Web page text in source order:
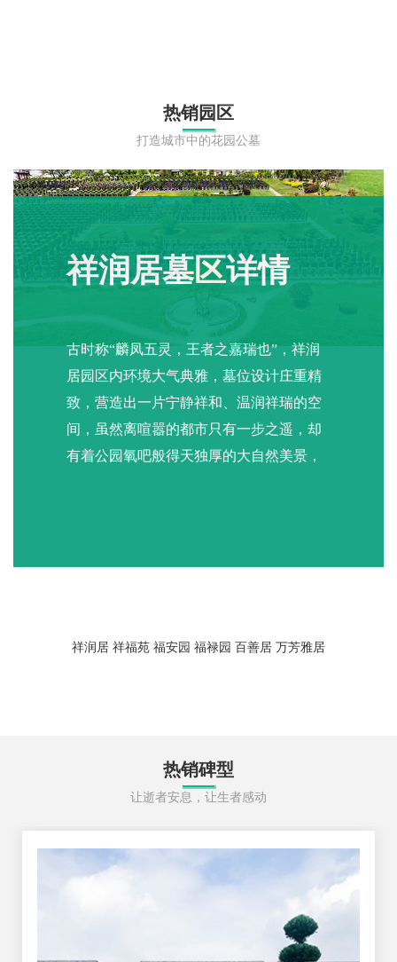
热销园区
打造城市中的花园公墓
祥润居墓区详情
古时称“麟凤五灵，王者之嘉瑞也”，祥润
居园区内环境大气典雅，墓位设计庄重精
致，营造出一片宁静祥和、温润祥瑞的空
间，虽然离喧嚣的都市只有一步之遥，却
有着公园氧吧般得天独厚的大自然美景，
祥润居 祥福苑 福安园 福禄园 百善居 万芳雅居
热销碑型
让逝者安息，让生者感动